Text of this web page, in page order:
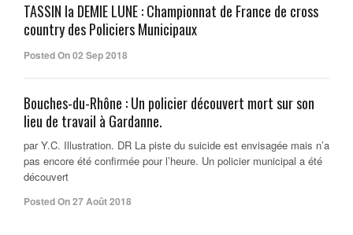
TASSIN la DEMIE LUNE : Championnat de France de cross
country des Policiers Municipaux
Posted On 02 Sep 2018
Bouches-du-Rhône : Un policier découvert mort sur son
lieu de travail à Gardanne.
par Y.C. Illustration. DR La piste du suicide est envisagée mais n’a
pas encore été confirmée pour l’heure. Un policier municipal a été
découvert
Posted On 27 Août 2018